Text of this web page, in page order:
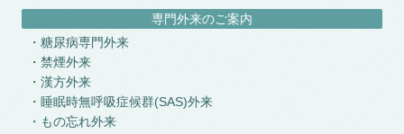
専門外来のご案内
糖尿病専門外来
禁煙外来
漢方外来
睡眠時無呼吸症候群(SAS)外来
もの忘れ外来